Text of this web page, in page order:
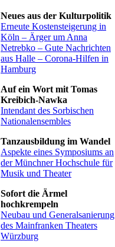
Neues aus der Kulturpolitik
Erneute Kostensteigerung in
Köln – Ärger um Anna
Netrebko – Gute Nachrichten
aus Halle – Corona-Hilfen in
Hamburg
Auf ein Wort mit Tomas
Kreibich-Nawka
Intendant des Sorbischen
Nationalensembles
Tanzausbildung im Wandel
Aspekte eines Symposiums an
der Münchner Hochschule für
Musik und Theater
Sofort die Ärmel
hochkrempeln
Neubau und Generalsanierung
des Mainfranken Theaters
Würzburg